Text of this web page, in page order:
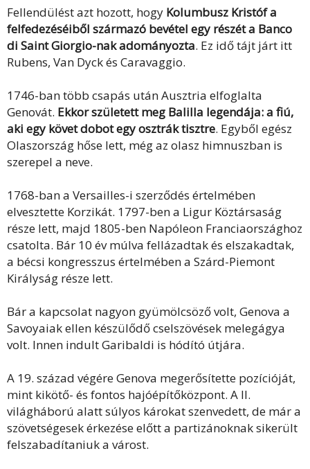
Fellendülést azt hozott, hogy Kolumbusz Kristóf a
felfedezéséiből származó bevétel egy részét a Banco
di Saint Giorgio-nak adományozta. Ez idő tájt járt itt
Rubens, Van Dyck és Caravaggio.
1746-ban több csapás után Ausztria elfoglalta
Genovát. Ekkor született meg Balilla legendája: a fiú,
aki egy követ dobot egy osztrák tisztre. Egyből egész
Olaszország hőse lett, még az olasz himnuszban is
szerepel a neve.
1768-ban a Versailles-i szerződés értelmében
elvesztette Korzikát. 1797-ben a Ligur Köztársaság
része lett, majd 1805-ben Napóleon Franciaországhoz
csatolta. Bár 10 év múlva fellázadtak és elszakadtak,
a bécsi kongresszus értelmében a Szárd-Piemont
Királyság része lett.
Bár a kapcsolat nagyon gyümölcsöző volt, Genova a
Savoyaiak ellen készülődő cselszövések melegágya
volt. Innen indult Garibaldi is hódító útjára.
A 19. század végére Genova megerősítette pozícióját,
mint kikötő- és fontos hajóépítőközpont. A II.
világháború alatt súlyos károkat szenvedett, de már a
szövetségesek érkezése előtt a partizánoknak sikerült
felszabadítaniuk a várost.